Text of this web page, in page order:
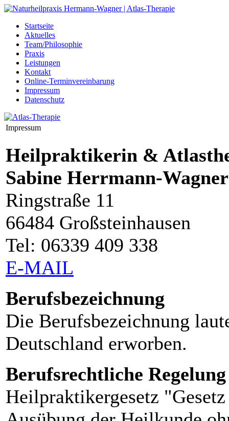
Startseite
Aktuelles
Team/Philosophie
Praxis
Leistungen
Kontakt
Online-Terminvereinbarung
Impressum
Datenschutz
Impressum
Heilpraktikerin &
Sabine Herrmann-Wagner
Ringstraße 11
66484 Großsteinhausen
Tel: 06339 409 338
E-MAIL
Berufsbezeichnung
Die Berufsbezeichnung
Deutschland erworben.
Berufsrechtliche Regelung
Heilpraktikergesetz